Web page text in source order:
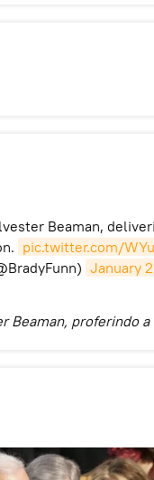
Beaman,
pic.twitter.com/
January
Beaman, proferindo a